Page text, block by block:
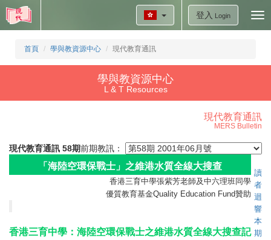
登入 Login
首頁 學與教資源中心 現代教育通訊
學與教資源中心
L & T Resources
現代教育通訊
MERS Bulletin
現代教育通訊 58期前期教訊：
「海陸空環保戰士」之維港水質全線大搜查
香港三育中學張紫芳老師及中六理班同學
優質教育基金Quality Education Fund贊助
香港三育中學：海陸空環保戰士之維港水質全線大搜查記
讀
者
迴
響
本
期